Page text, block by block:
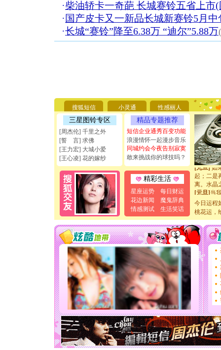
·柴油轿卡一奇葩 长城赛铃五省上市
· 国产皮卡又一新品长城新赛铃5月中
·长城“赛铃”降至6.38万 “迪尔”5.88万
搜狐短信 小灵通 性感丽人
三星图铃专区
[周杰伦] 千里之外
[誓 言] 求佛
[王力宏] 大城小爱
[王心凌] 花的嫁纱
精品专题推荐
短信企业通秀百变功能
浪漫情怀一起漫步音乐
同城约会今夜告别寂寞
敢来挑战你的球技吗？
精彩生活
星座运势
每日财运
花边新闻
魔鬼辞典
情感测试
生活笑话
[圣诞节]
能正大
天都要快
[圣诞节]
如意,快
[元旦]看
断电。爱
你是我专
[元旦]如
起；二是
离。水晶
[元旦] 当
卖了。水
[春节]风
道一声平
[春节]传
片叶子
送你一
[圣诞节]
你太多
要平安
[圣诞节]
能正大
天都要快
[圣诞节]
如意,快
[元旦]看
断电。爱
你是我专
今日运程
桃花运，